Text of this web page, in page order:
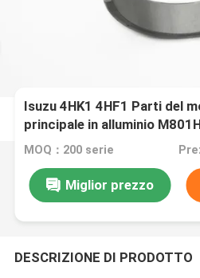
Isuzu 4HK1 4HF1 Parti del
principale in alluminio
MOQ：200 serie
Miglior prezzo
DESCRIZIONE DI PRODOTTO